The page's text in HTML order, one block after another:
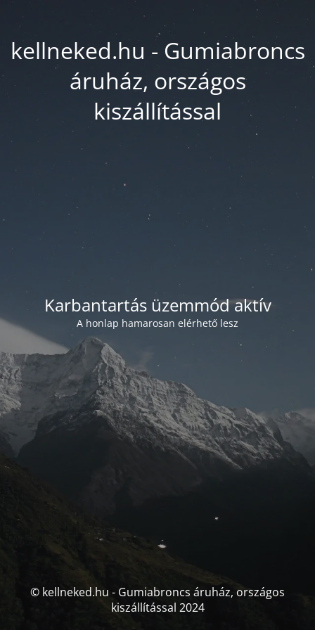
kellneked.hu - Gumiabroncs
áruház, országos
kiszállítással
Karbantartás üzemmód aktív
A honlap hamarosan elérhető lesz
© kellneked.hu - Gumiabroncs áruház, országos
kiszállítással 2024